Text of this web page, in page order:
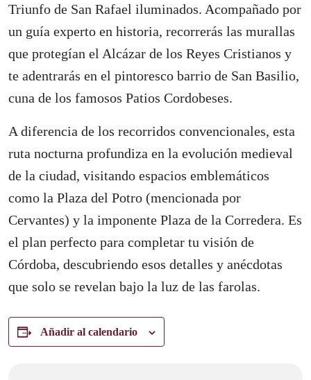
Triunfo de San Rafael iluminados. Acompañado por
un guía experto en historia, recorrerás las murallas
que protegían el Alcázar de los Reyes Cristianos y
te adentrarás en el pintoresco barrio de San Basilio,
cuna de los famosos Patios Cordobeses.
A diferencia de los recorridos convencionales, esta
ruta nocturna profundiza en la evolución medieval
de la ciudad, visitando espacios emblemáticos
como la Plaza del Potro (mencionada por
Cervantes) y la imponente Plaza de la Corredera. Es
el plan perfecto para completar tu visión de
Córdoba, descubriendo esos detalles y anécdotas
que solo se revelan bajo la luz de las farolas.
Añadir al calendario